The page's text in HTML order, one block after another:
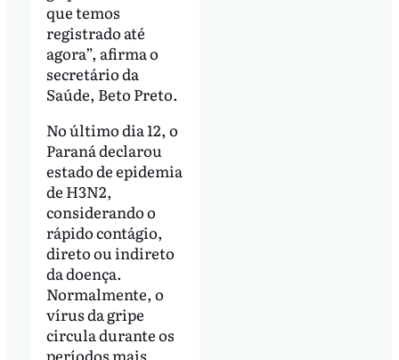
que temos
registrado até
agora”, afirma o
secretário da
Saúde, Beto Preto.
No último dia 12, o
Paraná declarou
estado de epidemia
de H3N2,
considerando o
rápido contágio,
direto ou indireto
da doença.
Normalmente, o
vírus da gripe
circula durante os
períodos mais